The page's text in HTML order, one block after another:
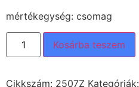
mértékegység: csomag
Kosárba teszem
Cikkszám: 2507Z Kategóriák: